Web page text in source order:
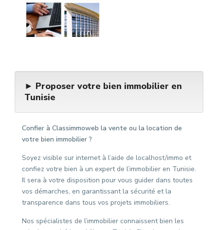
► Proposer votre bien immobilier en
Tunisie
Confier à Classimmoweb la vente ou la location de
votre bien immobilier ?
Soyez visible sur internet à l’aide de localhost/immo et
confiez votre bien à un expert de l’immobilier en Tunisie.
Il sera à votre disposition pour vous guider dans toutes
vos démarches, en garantissant la sécurité et la
transparence dans tous vos projets immobiliers.
Nos spécialistes de l’immobilier connaissent bien les